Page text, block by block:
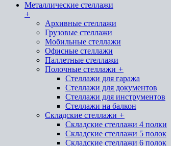
Металлические стеллажи
+
Архивные стеллажи
Грузовые стеллажи
Мобильные стеллажи
Офисные стеллажи
Паллетные стеллажи
Полочные стеллажи +
Стеллажи для гаража
Стеллажи для документов
Стеллажи для инструментов
Стеллажи на балкон
Складские стеллажи +
Складские стеллажи 4 полки
Складские стеллажи 5 полок
Складские стеллажи 6 полок